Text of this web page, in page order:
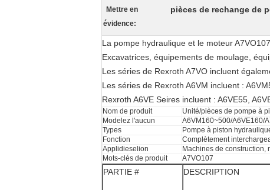
Mettre en
évidence:
pièces de rechange de
La pompe hydraulique et le moteur
Excavatrices, équipements de moulage,
Les séries de Rexroth A7VO incluent
Les séries de Rexroth A6VM incluent :
Rexroth A6VE Seires incluent : A6VE55,
Nom de produit
Unité/pièces de pompe à
Modelez l'aucun
A6VM160~500/A6VE160/
Types
Pompe à piston
Fonction
Complètement
Applidieselion
Machines de construction,
Mots-clés de produit
A7VO107
PARTIE # DESCRIPTION